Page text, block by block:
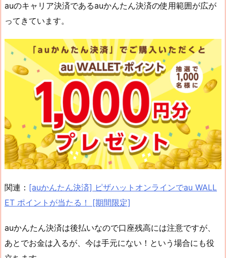
auのキャリア決済であるauかんたん決済の使用範囲が広が
ってきています。
関連： [auかんたん決済] ピザハットオンラインでau WALL
ET ポイントが当たる！ [期間限定]
auかんたん決済は後払いなので口座残高には注意ですが、
あとでお金は入るが、今は手元にない！という場合にも役